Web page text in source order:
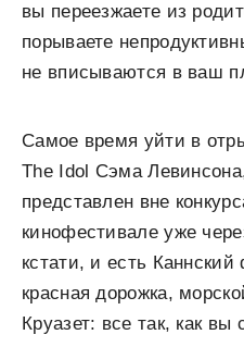
вы переезжаете из
порываете
не вписываются в ваш
Самое время уйти в
The Idol Сэма
представлен вне
кинофестивале уже
кстати, и есть
красная дорожка,
Круазет: все так, как вы